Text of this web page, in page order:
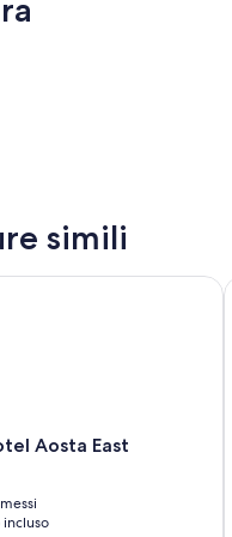
simili
Aosta East
incluso
Aosta East